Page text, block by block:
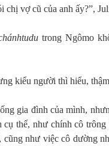
chị vợ cũ của anh ấy?”,
trong Ngômo
kiểu người thì hiểu,
gia đình của mình,
thể, như chính cô
như việc cô dường